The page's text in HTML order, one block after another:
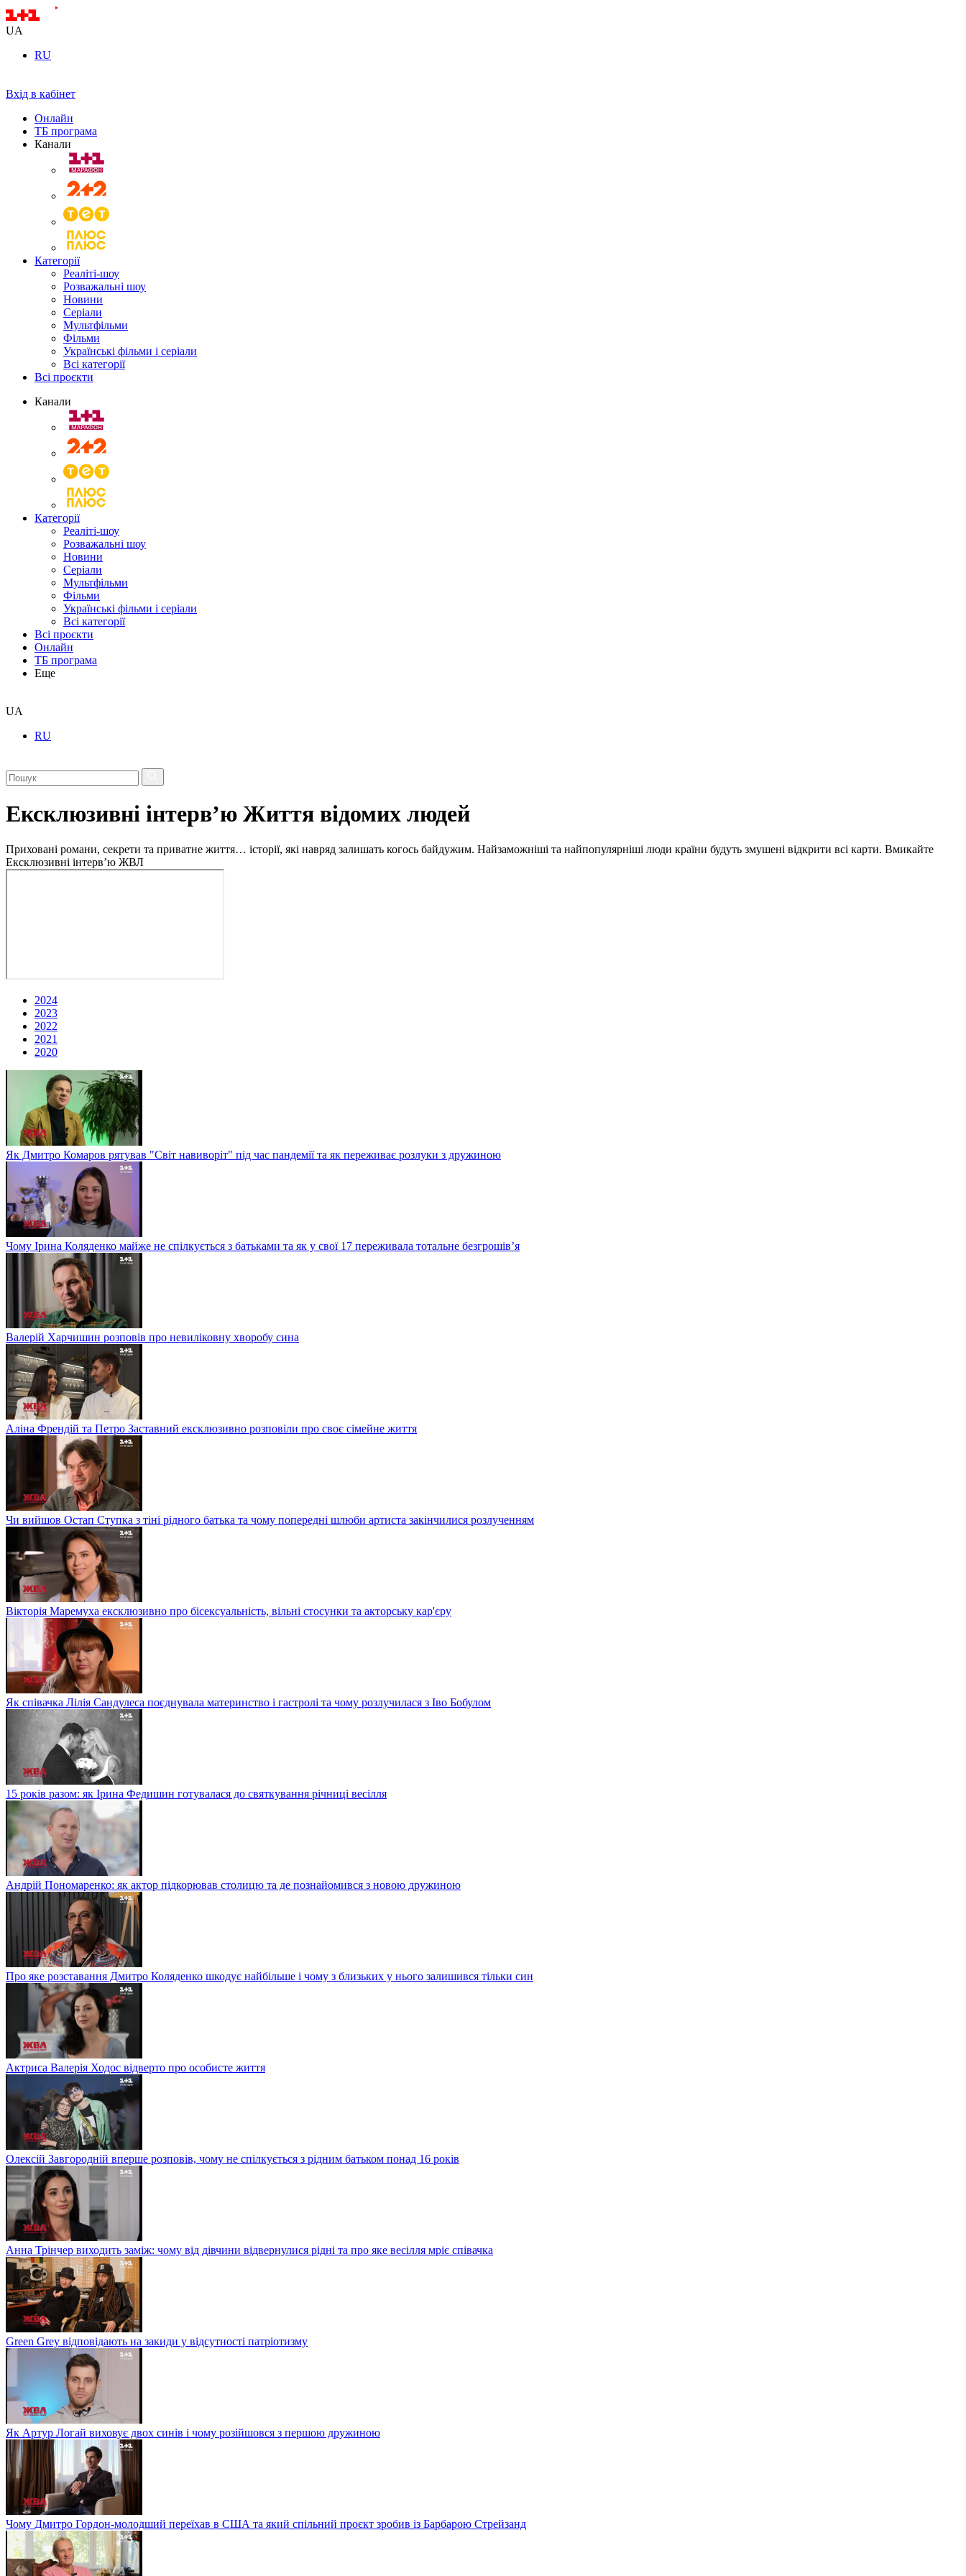
UA
RU
Вхід в кабінет
Онлайн
ТБ програма
Канали
Категорії
Реаліті-шоу
Розважальні шоу
Новини
Серіали
Мультфільми
Фільми
Українські фільми і серіали
Всі категорії
Всі проєкти
Канали
Категорії
Реаліті-шоу
Розважальні шоу
Новини
Серіали
Мультфільми
Фільми
Українські фільми і серіали
Всі категорії
Всі проєкти
Онлайн
ТБ програма
Еще
UA
RU
Ексклюзивні інтерв’ю Життя відомих людей
Приховані романи, секрети та приватне життя… історії, які навряд залишать когось байдужим. Найзаможніші та найпопулярніші люди країни будуть змушені відкрити всі карти. Вмикайте
Ексклюзивні інтерв’ю ЖВЛ
2024
2023
2022
2021
2020
Як Дмитро Комаров рятував "Світ навиворіт" під час пандемії та як переживає розлуки з дружиною
Чому Ірина Коляденко майже не спілкується з батьками та як у свої 17 переживала тотальне безгрошів’я
Валерій Харчишин розповів про невиліковну хворобу сина
Аліна Френдій та Петро Заставний ексклюзивно розповіли про своє сімейне життя
Чи вийшов Остап Ступка з тіні рідного батька та чому попередні шлюби артиста закінчилися розлученням
Вікторія Маремуха ексклюзивно про бісексуальність, вільні стосунки та акторську кар'єру
Як співачка Лілія Сандулеса поєднувала материнство і гастролі та чому розлучилася з Іво Бобулом
15 років разом: як Ірина Федишин готувалася до святкування річниці весілля
Андрій Пономаренко: як актор підкорював столицю та де познайомився з новою дружиною
Про яке розставання Дмитро Коляденко шкодує найбільше і чому з близьких у нього залишився тільки син
Актриса Валерія Ходос відверто про особисте життя
Олексій Завгородній вперше розповів, чому не спілкується з рідним батьком понад 16 років
Анна Трінчер виходить заміж: чому від дівчини відвернулися рідні та про яке весілля мріє співачка
Green Grey відповідають на закиди у відсутності патріотизму
Як Артур Логай виховує двох синів і чому розійшовся з першою дружиною
Чому Дмитро Гордон-молодший переїхав в США та який спільний проєкт зробив із Барбарою Стрейзанд